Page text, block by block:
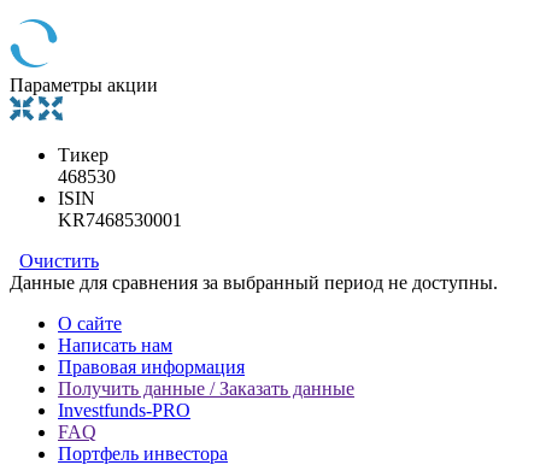
Параметры акции
Тикер
468530
ISIN
KR7468530001
Очистить
Данные для сравнения за выбранный период не доступны.
О сайте
Написать нам
Правовая информация
Получить данные / Заказать данные
Investfunds-PRO
FAQ
Портфель инвестора